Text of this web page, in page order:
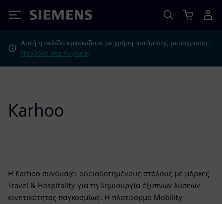
Siemens
Αυτή η σελίδα εμφανίζεται με χρήση αυτόματης μετάφρασης.
Προβολή στα Αγγλικά;
Karhoo
Η Karhoo συνδυάζει αδειοδοτημένους στόλους με μάρκες
Travel & Hospitality για τη δημιουργία έξυπνων λύσεων
κινητικότητας παγκοσμίως. Η πλατφόρμα Mobility